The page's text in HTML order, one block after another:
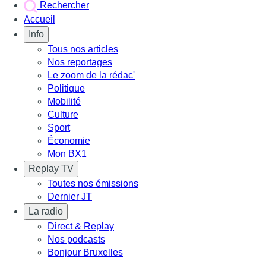
Rechercher
Accueil
Info
Tous nos articles
Nos reportages
Le zoom de la rédac'
Politique
Mobilité
Culture
Sport
Économie
Mon BX1
Replay TV
Toutes nos émissions
Dernier JT
La radio
Direct & Replay
Nos podcasts
Bonjour Bruxelles